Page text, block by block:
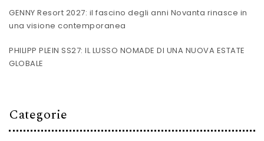
GENNY Resort 2027: il fascino degli anni Novanta rinasce in
una visione contemporanea
PHILIPP PLEIN SS27: IL LUSSO NOMADE DI UNA NUOVA ESTATE
GLOBALE
Categorie